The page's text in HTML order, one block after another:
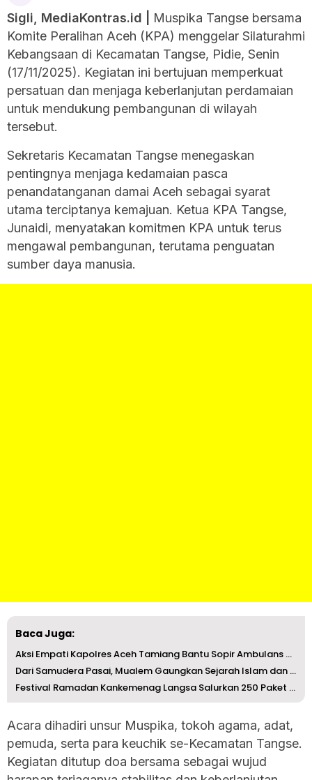
Sigli, MediaKontras.id |
Muspika Tangse bersama
Komite Peralihan Aceh (KPA) menggelar Silaturahmi
Kebangsaan di Kecamatan Tangse, Pidie, Senin
(17/11/2025). Kegiatan ini bertujuan memperkuat
persatuan dan menjaga keberlanjutan perdamaian
untuk mendukung pembangunan di wilayah
tersebut.
Sekretaris Kecamatan Tangse menegaskan
pentingnya menjaga kedamaian pasca
penandatanganan damai Aceh sebagai syarat
utama terciptanya kemajuan. Ketua KPA Tangse,
Junaidi, menyatakan komitmen KPA untuk terus
mengawal pembangunan, terutama penguatan
sumber daya manusia.
Baca Juga:
Aksi Empati Kapolres Aceh Tamiang Bantu Sopir Ambulans PA...
Dari Samudera Pasai, Mualem Gaungkan Sejarah Islam dan Ko...
Festival Ramadan Kankemenag Langsa Salurkan 250 Paket Bag...
Acara dihadiri unsur Muspika, tokoh agama, adat,
pemuda, serta para keuchik se-Kecamatan Tangse.
Kegiatan ditutup doa bersama sebagai wujud